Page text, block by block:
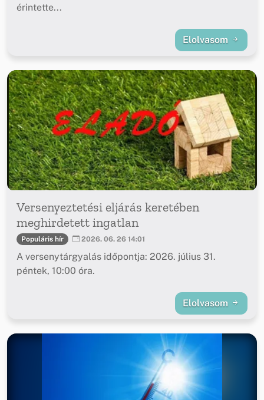
érintette...
Elolvasom
Versenyeztetési eljárás keretében
meghirdetett ingatlan
Populáris hír 2026. 06. 26 14:01
A versenytárgyalás időpontja: 2026. július 31.
péntek, 10:00 óra.
Elolvasom